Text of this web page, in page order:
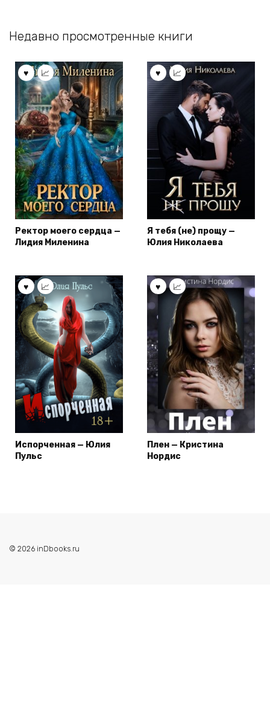
Недавно просмотренные книги
Ректор моего сердца —
Лидия Миленина
Я тебя (не) прощу —
Юлия Николаева
Испорченная — Юлия
Пульс
Плен — Кристина
Нордис
© 2026 inDbooks.ru